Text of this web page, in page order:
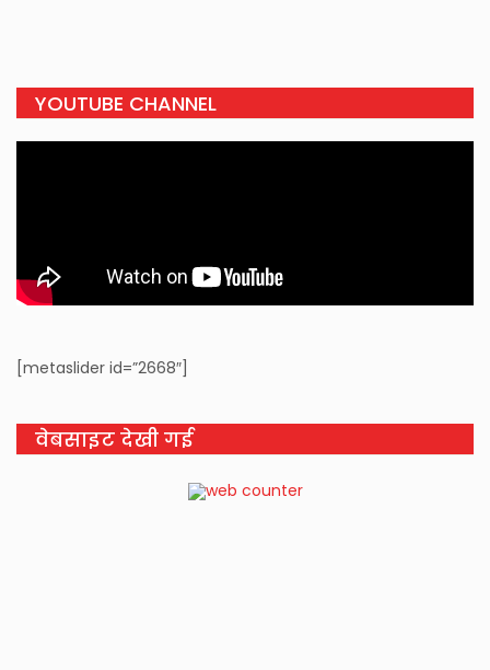
YOUTUBE CHANNEL
[metaslider id=”2668″]
वेबसाइट देखी गई